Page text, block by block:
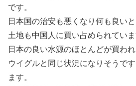
です。
日本国の治安も悪くなり何も良い
土地も中国人に買い占められていま
日本の良い水源のほとんどが買わ
ウイグルと同じ状況になりそうで
ます。